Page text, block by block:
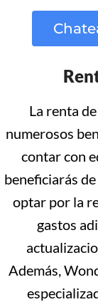
La renta
numerosos
contar con
beneficiarás
optar por la
gastos
Además,